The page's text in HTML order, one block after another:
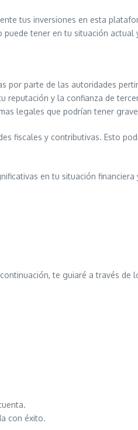
tus inversiones en esta
puede tener en tu situación actual
por parte de las autoridades
reputación y la confianza de
legales que podrían tener
fiscales y contributivas. Esto
en tu situación
te guiaré a través
con éxito.